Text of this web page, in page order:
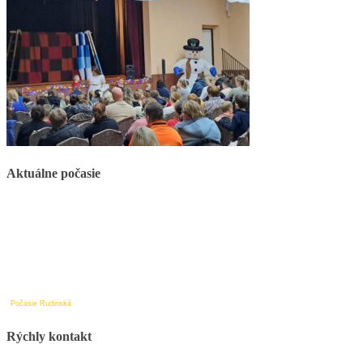
Aktuálne počasie
Počasie Rudinská
Rýchly kontakt